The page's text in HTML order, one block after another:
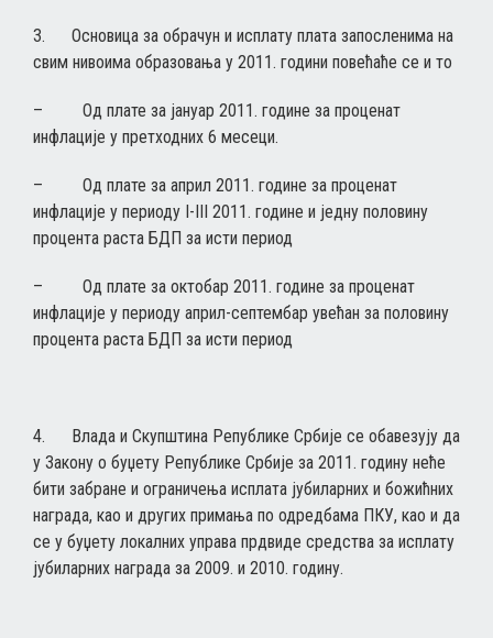
3. Основицa за обрачун и исплату плата запосленима нa
свим нивоима образовања у 2011. години повећаће се и то
– Од плате за јануар 2011. године за проценат
инфлације у претходних 6 месеци.
– Од плате за април 2011. године за проценат
инфлације у периоду I-III 2011. године и једну половину
процента раста БДП за исти период
– Од плате за октобар 2011. године за проценат
инфлације у периоду април-септембар увећан за половину
процента раста БДП за исти период
4. Влада и Скупштина Републике Србије се обавезују да
у Закону о буџету Републике Србије за 2011. годину неће
бити забране и ограничења исплата јубиларних и божићних
награда, као и других примања по одредбама ПКУ, као и да
се у буџету локалних управа прдвиде средства за исплату
јубиларних награда за 2009. и 2010. годину.